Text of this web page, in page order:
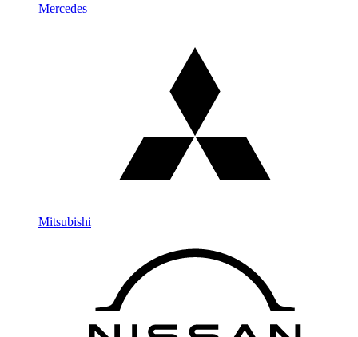
Mercedes
Mitsubishi